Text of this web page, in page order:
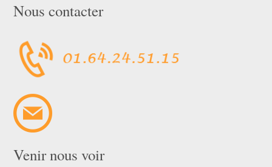
Nous contacter
Venir nous voir